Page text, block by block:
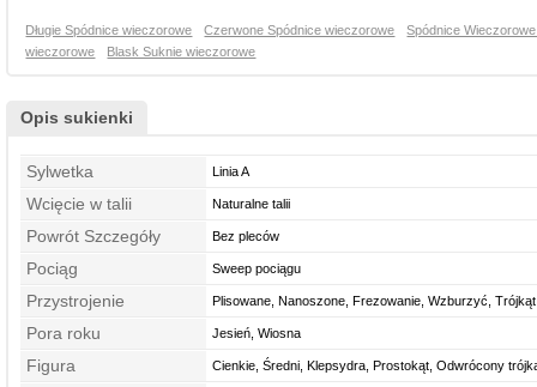
Długie Spódnice wieczorowe Czerwone Spódnice wieczorowe
Spódnice
wieczorowe
Blask Suknie wieczorowe
Opis sukienki
Sylwetka Linia A
Wcięcie w talii Naturalne talii
Powrót Szczegóły Bez pleców
Pociąg Sweep pociągu
Przystrojenie Plisowane, Nanoszone, Frezowanie, Wzburzyć, Trójkąt
plecionka, Z kryształkami
Pora roku Jesień, Wiosna
Figura Cienkie, Średni, Klepsydra, Prostokąt, Odwrócony